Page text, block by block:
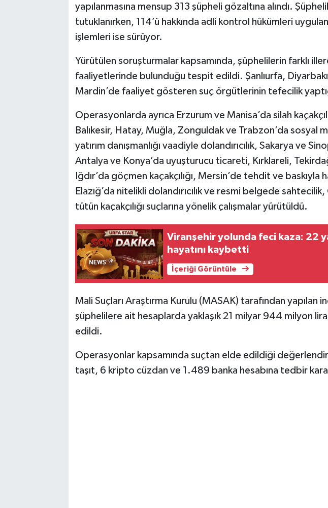
yapılanmasına mensup 313 şüpheli gözaltına alındı.
tutuklanırken, 114’ü hakkında adli kontrol hükümleri
işlemleri ise sürüyor.
Yürütülen soruşturmalar kapsamında, şüphelilerin farklı
faaliyetlerinde bulunduğu tespit edildi. Şanlıurfa,
Mardin’de faaliyet gösteren suç örgütlerinin tefecilik
Operasyonlarda ayrıca Erzurum ve Manisa’da silah
Balıkesir, Hatay, Muğla, Zonguldak ve Trabzon’da sosyal
yatırım danışmanlığı vaadiyle dolandırıcılık, Sakarya ve
Antalya ve Konya’da uyuşturucu ticareti, Kırklareli,
Iğdır’da göçmen kaçakçılığı, Mersin’de tehdit ve baskıyla
Elazığ’da nitelikli dolandırıcılık ve resmi belgede
tütün kaçakçılığı suçlarına yönelik çalışmalar yürütüldü.
Viranşehir yolunda feci kaza: 22
hayatını kaybetti
İçeriği Görüntüle
Mali Suçları Araştırma Kurulu (MASAK) tarafından yapılan
şüphelilere ait hesaplarda yaklaşık 21 milyar 944 milyon
edildi.
Operasyonlar kapsamında suçtan elde edildiği
taşıt, 6 kripto cüzdan ve 1.489 banka hesabına tedbir